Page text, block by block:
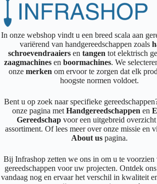
In onze webshop vindt u een breed scala aan
variërend van handgereedschappen zoals
schroevendraaiersen tangen tot elektrisch
zaagmachines en boormachines. We
onzemerkenom ervoor te zorgen dat elk
hoogste normen voldoet.
Bent u op zoek naar specifieke
onze pagina metHandgereedschappen en
Gereedschapvoor een uitgebreid overzicht
assortiment. Of lees meer over onze missie en
About us pagina.
Bij Infrashop zetten we ons in om u te voorzien
gereedschappen voor uw projecten. Ontdek
vandaag nog en ervaar het verschil in kwaliteit